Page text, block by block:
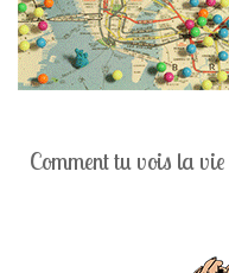
Comment tu vois la vie